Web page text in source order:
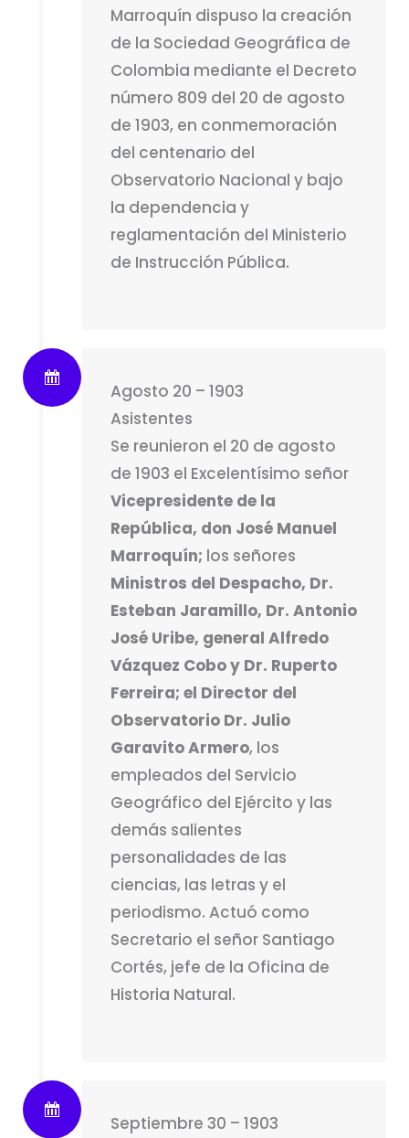
Marroquín dispuso la creación
de la Sociedad Geográfica de
Colombia mediante el Decreto
número 809 del 20 de agosto
de 1903, en conmemoración
del centenario del
Observatorio Nacional y bajo
la dependencia y
reglamentación del Ministerio
de Instrucción Pública.
Agosto 20 – 1903
Asistentes
Se reunieron el 20 de agosto
de 1903 el Excelentísimo señor
Vicepresidente de la
República, don José Manuel
Marroquín; los señores
Ministros del Despacho, Dr.
Esteban Jaramillo, Dr. Antonio
José Uribe, general Alfredo
Vázquez Cobo y Dr. Ruperto
Ferreira; el Director del
Observatorio Dr. Julio
Garavito Armero, los
empleados del Servicio
Geográfico del Ejército y las
demás salientes
personalidades de las
ciencias, las letras y el
periodismo. Actuó como
Secretario el señor Santiago
Cortés, jefe de la Oficina de
Historia Natural.
Septiembre 30 – 1903